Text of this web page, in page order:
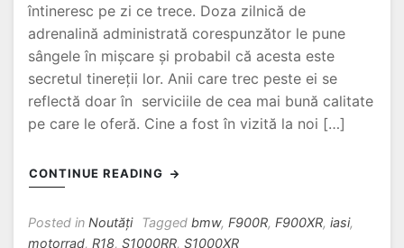
întineresc pe zi ce trece. Doza zilnică de
adrenalină administrată corespunzător le pune
sângele în mișcare și probabil că acesta este
secretul tinereții lor. Anii care trec peste ei se
reflectă doar în serviciile de cea mai bună calitate
pe care le oferă. Cine a fost în vizită la noi […]
CONTINUE READING
Posted in Noutăți Tagged bmw, F900R, F900XR, iasi,
motorrad, R18, S1000RR, S1000XR